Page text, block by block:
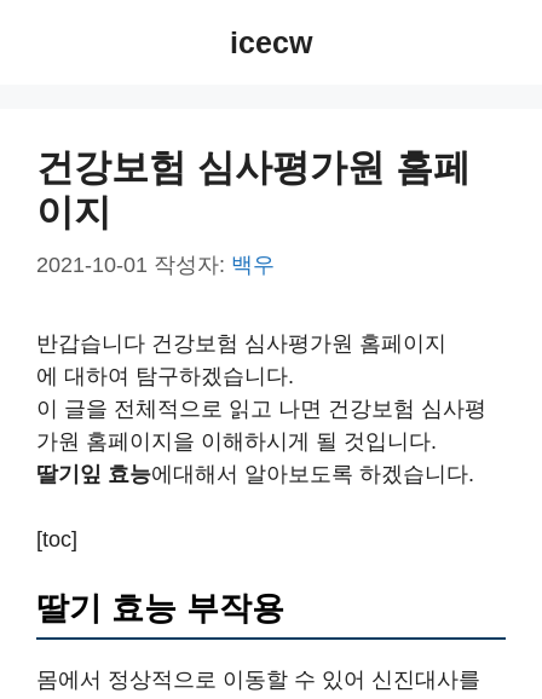
icecw
건강보험 심사평가원 홈페
이지
2021-10-01 작성자: 백우
반갑습니다 건강보험 심사평가원 홈페이지
에 대하여 탐구하겠습니다.
이 글을 전체적으로 읽고 나면 건강보험 심사평
가원 홈페이지을 이해하시게 될 것입니다.
딸기잎 효능에대해서 알아보도록 하겠습니다.
[toc]
딸기 효능 부작용
몸에서 정상적으로 이동할 수 있어 신진대사를